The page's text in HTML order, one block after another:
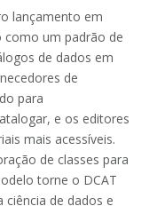
lançamento em
como um padrão de
de dados em
de
para
e os editores
mais acessíveis.
de classes para
torne o DCAT
de dados e